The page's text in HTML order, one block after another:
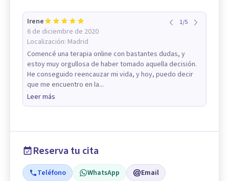
Irene
6 de diciembre de 2020
Localización: Madrid
1/5
Comencé una terapia online con bastantes dudas, y
estoy muy orgullosa de haber tomado aquella decisión.
He conseguido reencauzar mi vida, y hoy, puedo decir
que me encuentro en la...
Leer más
Reserva tu cita
Teléfono WhatsApp Email